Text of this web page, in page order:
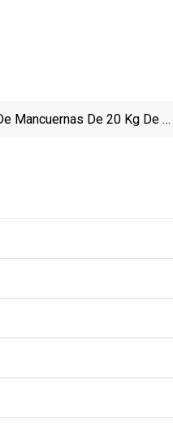
Mancuernas De 20 Kg De La